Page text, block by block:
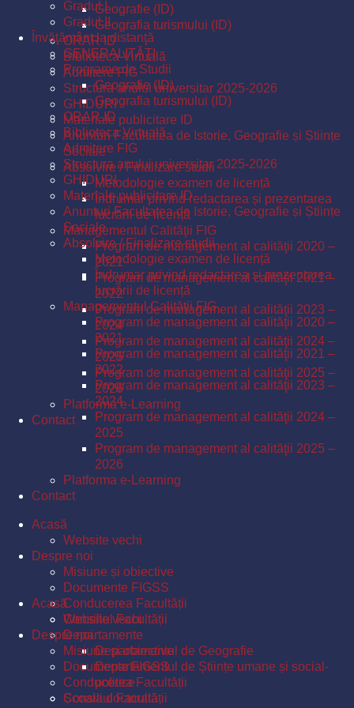
Geografie (ID)
Geografia turismului (ID)
ORAR ID
Biblioteca Virtuală
Admitere FIG
Structura anului universitar 2025-2026
GHIDURI
Materiale publicitare ID
Anunturi Facultatea de Istorie, Geografie și Științe
Sociale
Absolvire / Finalizare studii
Metodologie examen de licență
Îndrumar privind redactarea și prezentarea
lucrării de licență
Managementul Calităţii FIG
Program de management al calităţii 2020 –
2021
Program de management al calităţii 2021 –
2022
Program de management al calităţii 2023 –
2024
Program de management al calităţii 2024 –
2025
Program de management al calităţii 2025 –
2026
Platforma e-Learning
Contact
Gradul I
Gradul II
Învăţământ la distanţă
GENERALITĂŢI
Programe de Studii
Geografie (ID)
Geografia turismului (ID)
ORAR ID
Biblioteca Virtuală
Admitere FIG
Structura anului universitar 2025-2026
GHIDURI
Materiale publicitare ID
Anunturi Facultatea de Istorie, Geografie și Științe
Sociale
Absolvire / Finalizare studii
Metodologie examen de licență
Îndrumar privind redactarea și prezentarea
lucrării de licență
Managementul Calităţii FIG
Program de management al calităţii 2020 –
2021
Program de management al calităţii 2021 –
2022
Program de management al calităţii 2023 –
2024
Program de management al calităţii 2024 –
2025
Program de management al calităţii 2025 –
2026
Platforma e-Learning
Contact
Acasă
Website vechi
Despre noi
Misiune și obiective
Documente FIGSS
Conducerea Facultății
Consiliul Facultății
Departamente
Departamentul de Geografie
Departamentul de Științe umane și social-
politice
Școala doctorală
Acasă
Website vechi
Despre noi
Misiune și obiective
Documente FIGSS
Conducerea Facultății
Consiliul Facultății